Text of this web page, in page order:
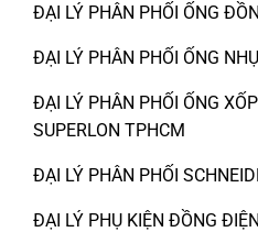
ĐẠI LÝ PHÂN PHỐI ỐNG
ĐẠI LÝ PHÂN PHỐI ỐNG
ĐẠI LÝ PHÂN PHỐI ỐNG
SUPERLON TPHCM
ĐẠI LÝ PHÂN PHỐI
ĐẠI LÝ PHỤ KIỆN ĐỒNG